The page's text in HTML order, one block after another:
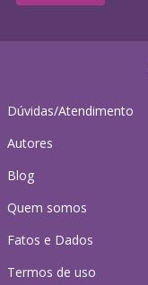
Dúvidas/Atendimento
Autores
Blog
Quem somos
Fatos e Dados
Termos de uso